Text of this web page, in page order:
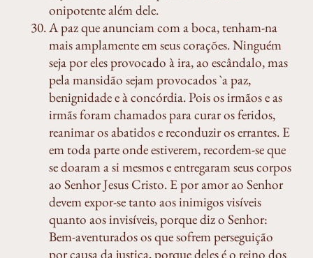
onipotente além dele.
A paz que anunciam com a boca, tenham-na
mais amplamente em seus corações. Ninguém
seja por eles provocado à ira, ao escândalo, mas
pela mansidão sejam provocados `a paz,
benignidade e à concórdia. Pois os irmãos e as
irmãs foram chamados para curar os feridos,
reanimar os abatidos e reconduzir os errantes. E
em toda parte onde estiverem, recordem-se que
se doaram a si mesmos e entregaram seus corpos
ao Senhor Jesus Cristo. E por amor ao Senhor
devem expor-se tanto aos inimigos visíveis
quanto aos invisíveis, porque diz o Senhor:
Bem-aventurados os que sofrem perseguição
por causa da justiça, porque deles é o reino dos